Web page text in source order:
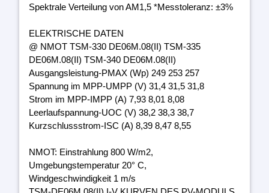
Spektrale Verteilung von AM1,5 *Messtoleranz: ±3%
ELEKTRISCHE DATEN
@ NMOT TSM-330 DE06M.08(II) TSM-335
DE06M.08(II) TSM-340 DE06M.08(II)
Ausgangsleistung-PMAX (Wp) 249 253 257
Spannung im MPP-UMPP (V) 31,4 31,5 31,8
Strom im MPP-IMPP (A) 7,93 8,01 8,08
Leerlaufspannung-UOC (V) 38,2 38,3 38,7
Kurzschlussstrom-ISC (A) 8,39 8,47 8,55
NMOT: Einstrahlung 800 W/m2,
Umgebungstemperatur 20° C,
Windgeschwindigkeit 1 m/s